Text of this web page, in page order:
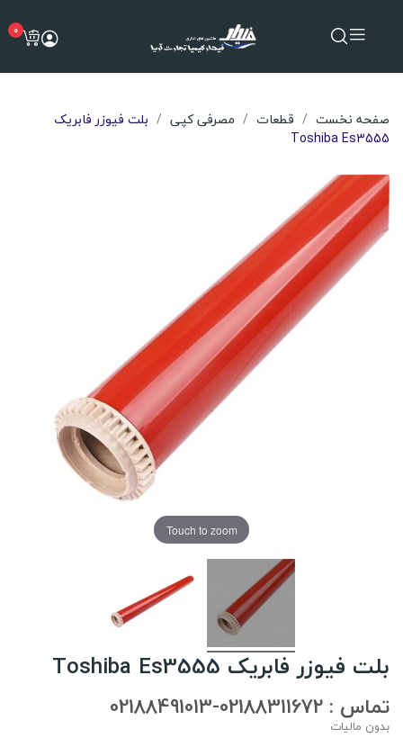
0
صفحه نخست قطعات مصرفی کپی
بلت فیوزر فابریک
Toshiba Es3555
Touch to zoom
بلت فیوزر فابریک Toshiba Es3555
تماس : 02188311672-02188491013
بدون مالیات